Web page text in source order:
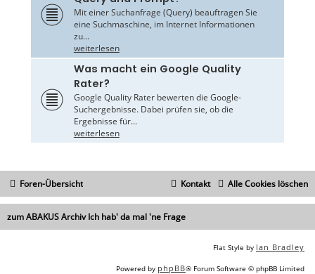
Mit einer Suchanfrage (Query) beauftragen Sie
eine Suchmaschine, im Internet Informationen
zu...
weiterlesen
Was macht ein Google Quality
Rater?
Google Quality Rater bewerten die Google-
Suchergebnisse. Dabei prüfen sie, ob die
Ergebnisse für...
weiterlesen
Foren-Übersicht Alle Cookies löschen
Kontakt
zum ABAKUS Archiv Ich hab' da mal 'ne Frage
Flat Style by Ian Bradley
Powered by phpBB® Forum Software © phpBB Limited